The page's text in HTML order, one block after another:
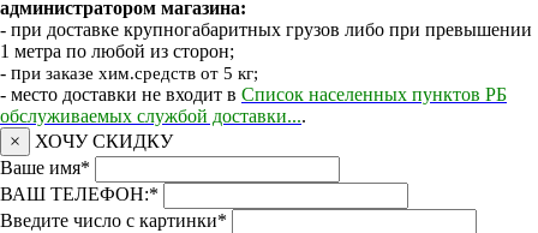
администратором магазина:
- при доставке крупногабаритных грузов либо при превышении
1 метра по любой из сторон;
- при заказе хим.средств от 5 кг;
- место доставки не входит в Список населенных пунктов РБ
обслуживаемых службой доставки....
×
ХОЧУ СКИДКУ
Ваше имя*
ВАШ ТЕЛЕФОН:*
Введите число с картинки*